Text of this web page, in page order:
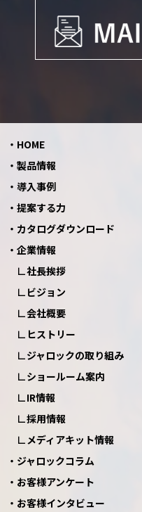
HOME
製品情報
導入事例
提案する力
カタログダウンロード
企業情報
社長挨拶
ビジョン
会社概要
ヒストリー
ジャロックの取り組み
ショールーム案内
IR情報
採用情報
メディアキット情報
ジャロックコラム
お客様アンケート
お客様インタビュー